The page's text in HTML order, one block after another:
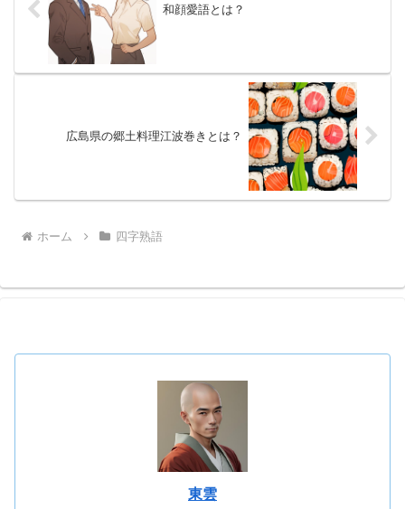
和顔愛語とは？
広島県の郷土料理江波巻きとは？
ホーム 四字熟語
東雲